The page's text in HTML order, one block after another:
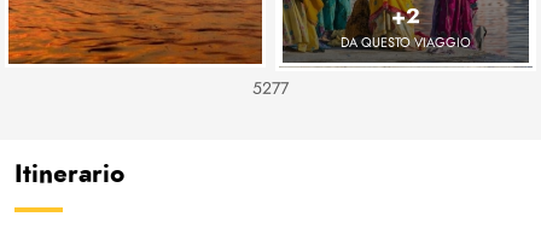
+2
DA QUESTO VIAGGIO
5277
Itinerario